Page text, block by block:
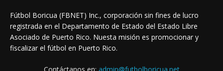
Fútbol Boricua (FBNET) Inc., corporación sin fines de lucro
registrada en el Departamento de Estado del Estado Libre
Asociado de Puerto Rico. Nuesta misión es promocionar y
fiscalizar el fútbol en Puerto Rico.